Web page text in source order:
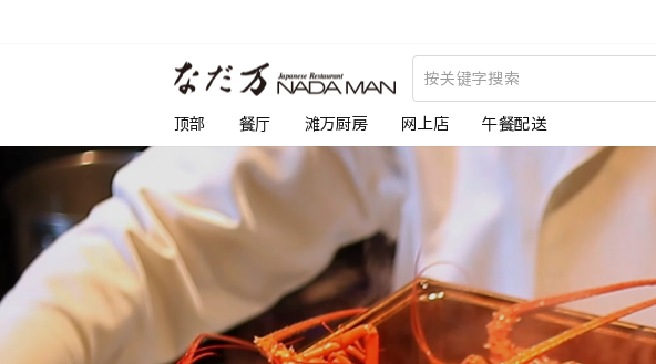
な
だ
万
顶部 餐厅 滩万厨房 网上店 午餐配送